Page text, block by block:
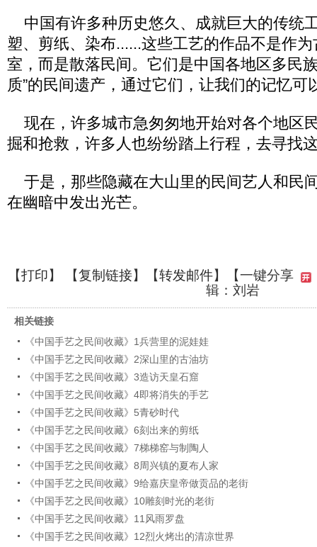
中国有许多种历史悠久、成就巨大的传统
塑、剪纸、染布......这些工艺的作品不是作
室，而是散落民间。它们是中国各地区多民族
质”的民间遗产，通过它们，让我们的记忆可
现在，许多城市急匆匆地开始对各个地区
掘和抢救，许多人也纷纷踏上行程，去寻找
于是，那些隐藏在大山里的民间艺人和民
在幽暗中发出光芒。
【打印】 【复制链接】【转发邮件】
【一键分享
辑：刘岩
相关链接
《中国手艺之民间收藏》1兵营里的泥娃娃
《中国手艺之民间收藏》2深山里的古油坊
《中国手艺之民间收藏》3造访天皇石窟
《中国手艺之民间收藏》4即将消失的手艺
《中国手艺之民间收藏》5青砂时代
《中国手艺之民间收藏》6刻出来的剪纸
《中国手艺之民间收藏》7梯梯窑与制陶人
《中国手艺之民间收藏》8周兴镇的夏布人家
《中国手艺之民间收藏》9给嘉庆皇帝做贡品的老街
《中国手艺之民间收藏》10雕刻时光的老街
《中国手艺之民间收藏》11风雨罗盘
《中国手艺之民间收藏》12烈火烤出的清凉世界